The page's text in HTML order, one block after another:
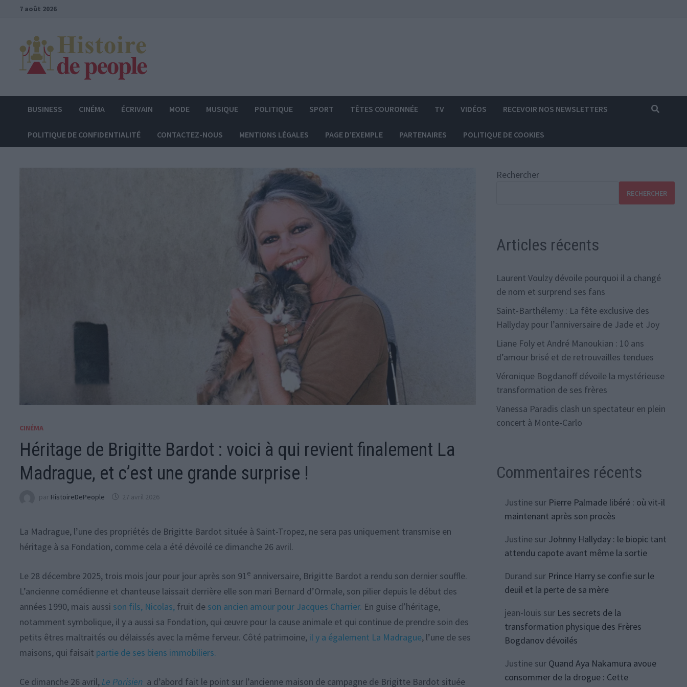
Passer7 août 2026
BUSINESS CINÉMA ÉCRIVAIN MODE MUSIQUE POLITIQUE SPORT TÊTES COURONNÉE TV VIDÉOS RECEVOIR NOS NEWSLETTERS
POLITIQUE DE CONFIDENTIALITÉ CONTACTEZ-NOUS MENTIONS LÉGALES PAGE D’EXEMPLE PARTENAIRES POLITIQUE DE COOKIES
CINÉMA
Héritage de Brigitte Bardot : voici à qui revient finalement La
Madrague, et c’est une grande surprise !
par HistoireDePeople 27 avril 2026
La Madrague, l’une des propriétés de Brigitte Bardot située à Saint-Tropez, ne sera pas uniquement transmise en
héritage à sa Fondation, comme cela a été dévoilé ce dimanche 26 avril.
Le 28 décembre 2025, trois mois jour pour jour après son 91e anniversaire, Brigitte Bardot a rendu son dernier souffle.
L’ancienne comédienne et chanteuse laissait derrière elle son mari Bernard d’Ormale, son pilier depuis le début des
années 1990, mais aussi son fils, Nicolas, fruit de son ancien amour pour Jacques Charrier. En guise d’héritage,
notamment symbolique, il y a aussi sa Fondation, qui œuvre pour la cause animale et qui continue de prendre soin des
petits êtres maltraités ou délaissés avec la même ferveur. Côté patrimoine, il y a également La Madrague, l’une de ses
maisons, qui faisait partie de ses biens immobiliers.
Ce dimanche 26 avril, Le Parisien a d’abord fait le point sur l’ancienne maison de campagne de Brigitte Bardot située
Rechercher
RECHERCHER
Articles récents
Laurent Voulzy dévoile pourquoi il a changé
de nom et surprend ses fans
Saint-Barthélemy : La fête exclusive des
Hallyday pour l’anniversaire de Jade et Joy
Liane Foly et André Manoukian : 10 ans
d’amour brisé et de retrouvailles tendues
Véronique Bogdanoff dévoile la mystérieuse
transformation de ses frères
Vanessa Paradis clash un spectateur en plein
concert à Monte-Carlo
Commentaires récents
Justinesur Pierre Palmade libéré : où vit-il
maintenant après son procès
Justinesur Johnny Hallyday : le biopic tant
attendu capote avant même la sortie
Durand sur Prince Harry se confie sur le
deuil et la perte de sa mère
jean-louis sur Les secrets de la
transformation physique des Frères
Bogdanov dévoilés
Justinesur Quand Aya Nakamura avoue
consommer de la drogue : Cette